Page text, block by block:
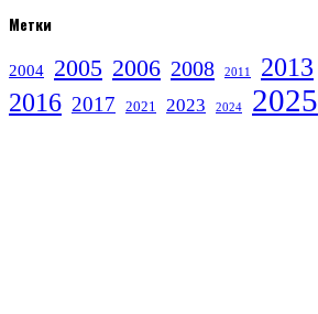
Метки
2004 2005 2006 2008 2011 2013
2016 2017 2021 2023 2024 2025